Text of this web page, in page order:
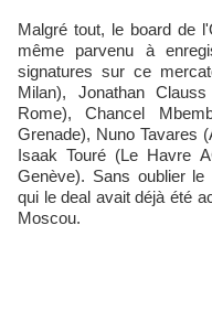
Malgré tout, le board de
même parvenu à
signatures sur ce
Milan), Jonathan
Rome), Chancel
Grenade), Nuno Tavares
Isaak Touré (Le Havre
Genève). Sans oublier
qui le deal avait déjà été
Moscou.